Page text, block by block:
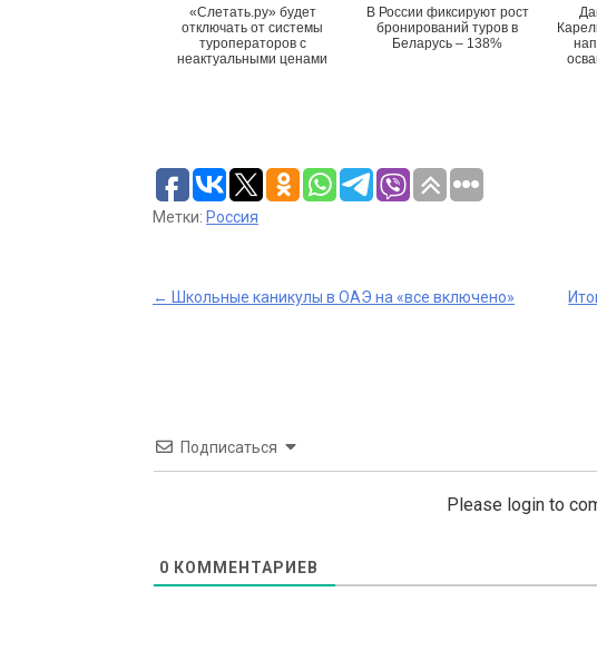
«Слетать.ру» будет
отключать от системы
туроператоров с
неактуальными ценами
В России фиксируют рост
бронирований туров в
Беларусь – 138%
Метки: Россия
Post
← Школьные каникулы в ОАЭ на «все включено»
Подписаться
Please login to
0 КОММЕНТАРИЕВ